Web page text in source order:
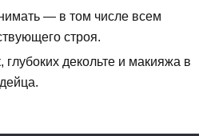
— в том числе всем
строя.
декольте и макияжа в